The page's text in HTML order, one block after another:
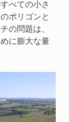
べての小さ
ポリゴンと
の問題は、
に膨大な量